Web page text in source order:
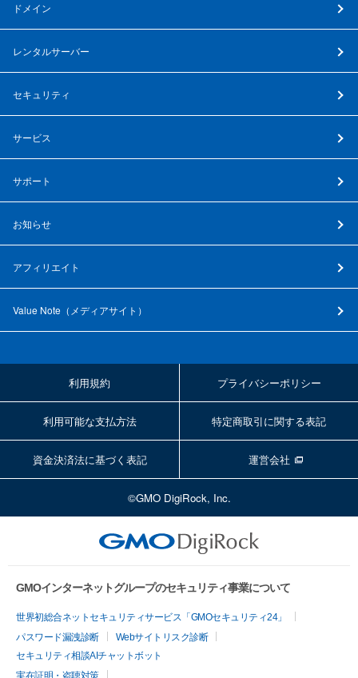
ドメイン
レンタルサーバー
セキュリティ
サービス
サポート
お知らせ
アフィリエイト
Value Note（ メディアサイト ）
利用規約 プライバシーポリシー
利用可能な支払方法 特定商取引に関する表記
資金決済法に基づく表記 運営会社
©GMO DigiRock, Inc.
GMOインターネットグループのセキュリティ事業について
世界初総合ネットセキュリティサービス「GMOセキュリティ24」
パスワード漏洩診断
Webサイトリスク診断
セキュリティ相談AIチャットボット
実在証明・盗聴対策